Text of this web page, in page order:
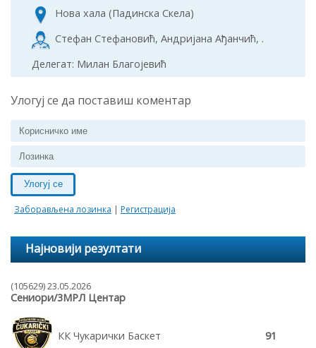
Нова хала (Падинска Скела)
Стефан Стефановић, Андријана Ађанчић, .
Делегат: Милан Благојевић
Улогуј се да поставиш коментар
Улогуј се
Заборављена лозинка | Регистрација
Најновији резултати
(105629) 23.05.2026
Сениори/3МРЛ Центар
КК Чукарички Баскет 91